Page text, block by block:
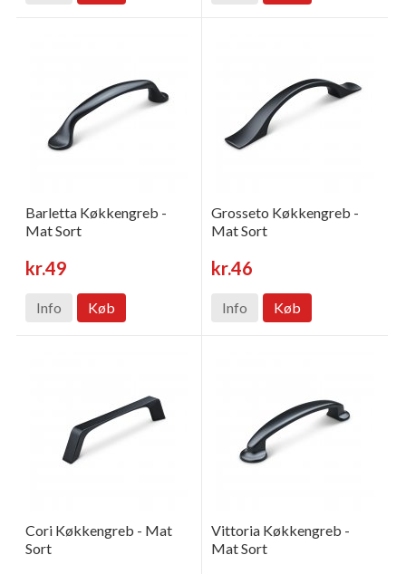
Barletta Køkkengreb -
Mat Sort
kr.49
Info Køb
Grosseto Køkkengreb -
Mat Sort
kr.46
Info Køb
Cori Køkkengreb - Mat
Sort
Vittoria Køkkengreb -
Mat Sort